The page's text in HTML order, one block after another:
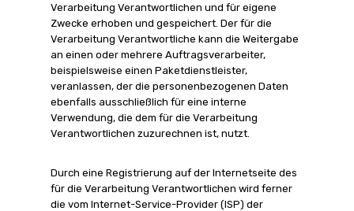
Verarbeitung Verantwortlichen und für eigene
Zwecke erhoben und gespeichert. Der für die
Verarbeitung Verantwortliche kann die Weitergabe
an einen oder mehrere Auftragsverarbeiter,
beispielsweise einen Paketdienstleister,
veranlassen, der die personenbezogenen Daten
ebenfalls ausschließlich für eine interne
Verwendung, die dem für die Verarbeitung
Verantwortlichen zuzurechnen ist, nutzt.
Durch eine Registrierung auf der Internetseite des
für die Verarbeitung Verantwortlichen wird ferner
die vom Internet-Service-Provider (ISP) der